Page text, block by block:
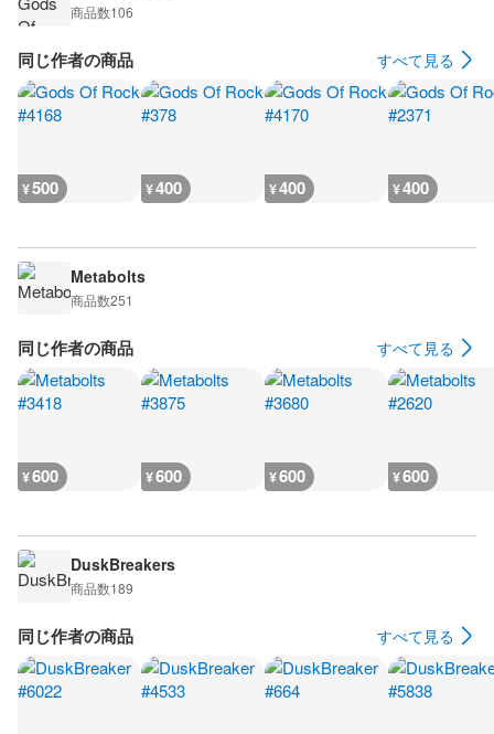
商品数106
同じ作者の商品 すべて見る
¥500 ¥400 ¥400 ¥400
Metabolts
商品数251
同じ作者の商品 すべて見る
¥600 ¥600 ¥600 ¥600
DuskBreakers
商品数189
同じ作者の商品 すべて見る